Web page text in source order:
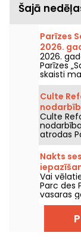
Šajā
Parīzes
2026.
2026.
Parīzes
skaisti
turpinās
Culte
Culte
atrodas
dažādu
siltā un
Nakts
un
Vai
Parc des
vasaras
Šeit ir